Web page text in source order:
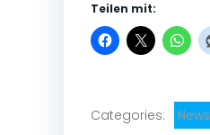
Teilen mit:
Categories:
News